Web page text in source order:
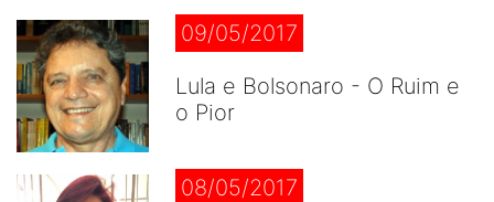
09/05/2017
Lula e Bolsonaro - O Ruim e
o Pior
08/05/2017